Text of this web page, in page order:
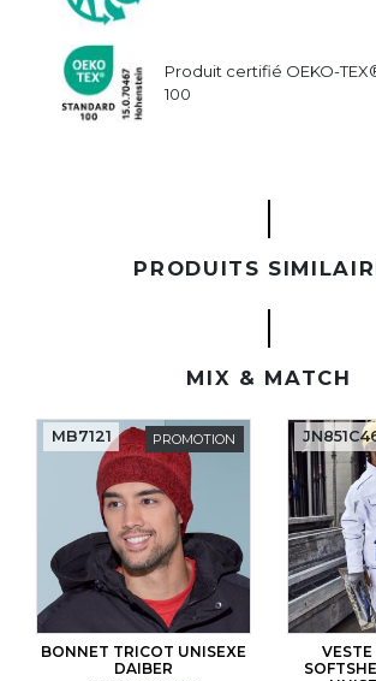
Produit certifié OEKO-
100
PRODUITS
MIX & MATCH
PROMOTION
BONNET TRICOT UNISEXE
DAIBER
MB7121